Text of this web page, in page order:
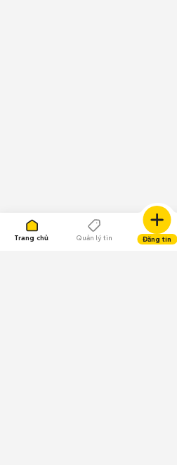
Trang chủ Quản lý tin Đăng tin